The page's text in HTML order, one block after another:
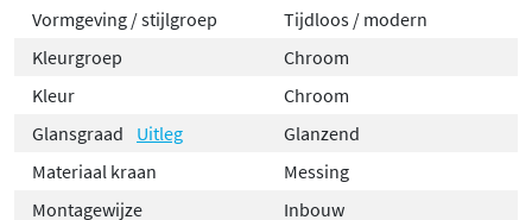
Vormgeving / stijlgroep
Tijdloos / modern
Kleurgroep
Chroom
Kleur
Chroom
Glansgraad
Uitleg
Glanzend
Materiaal kraan
Messing
Montagewijze
Inbouw